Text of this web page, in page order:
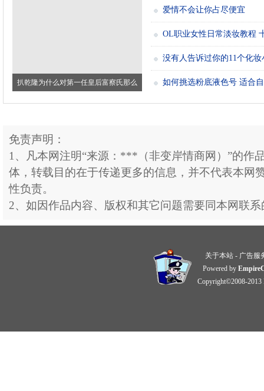
扒乾隆为什么对第一任皇后富察氏那么
爱情不会让你占尽便宜
OL职业女性日常淡妆教程
没有人告诉过你的11个化妆
如何挑选粉底液色号 适合
免责声明：
1、凡本网注明“来源：***（非变岸情商网）”的作
体，转载目的在于传递更多的信息，并不代表本网
性负责。
2、如因作品内容、版权和其它问题需要同本网联
关于本站 - 广告服
Powered by
Copyright©2008-2013